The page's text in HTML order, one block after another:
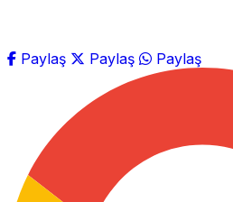
Paylaş Paylaş Paylaş